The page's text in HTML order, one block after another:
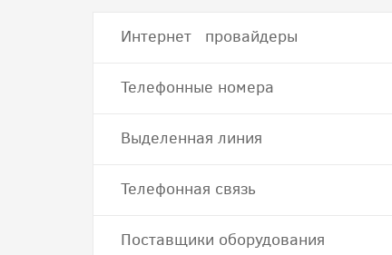
Интернет провайдеры
Телефонные номера
Выделенная линия
Телефонная связь
Поставщики оборудования